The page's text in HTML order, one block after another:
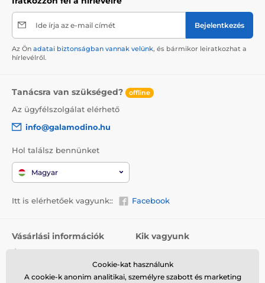
Ide írja az e-mail címét Bejelentkezés
Az Ön adatai biztonságban vannak velünk, és bármikor leiratkozhat a
hírlevélről.
Tanácsra van szükséged? offline
Az ügyfélszolgálat elérhető
info@galamodino.hu
Hol találsz bennünket
Magyar
Itt is elérhetőek vagyunk:: Facebook
Vásárlási információk Kik vagyunk
Elérhetőségek
Cookie-kat használunk
A cookie-k anonim analitikai, személyre szabott és marketing